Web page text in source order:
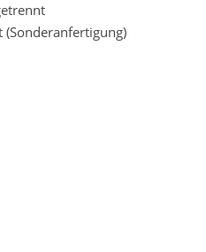
(Sonderanfertigung)